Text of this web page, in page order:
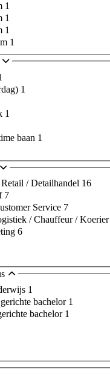
1
1
1
1
1
1
baan 1
/ Detailhandel 16
7
Service 7
/ Chauffeur / Koerier
6
1
bachelor 1
bachelor 1